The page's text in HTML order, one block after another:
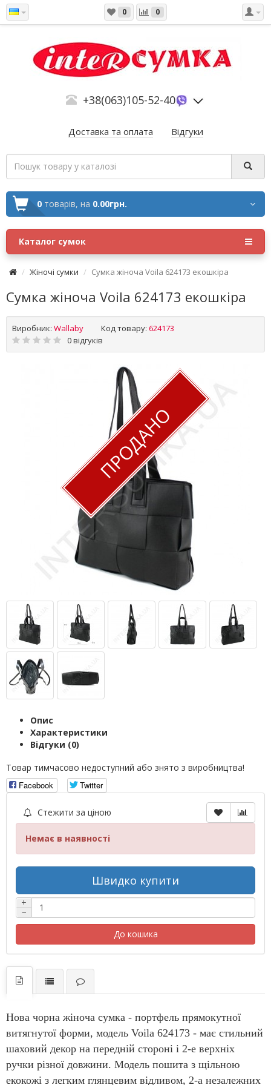
0 0
+38(063)105-52-40
Доставка та оплата Відгуки
0 товарів, на 0.00грн.
Каталог сумок
Жіночі сумки Сумка жіноча Voila 624173 екошкіра
Сумка жіноча Voila 624173 екошкіра
Виробник: Wallaby Код товару: 624173
0 відгуків
ПРОДАНО
Опис
Характеристики
Відгуки (0)
Товар тимчасово недоступний або знято з виробництва!
Facebook
Twitter
Стежити за ціною
Немає в наявності
Швидко купити
+
−
До кошика
Нова чорна жіноча сумка - портфель прямокутної
витягнутої форми, модель Voila 624173 - має стильний
шаховий декор на передній стороні і 2-е верхніх
ручки різної довжини. Модель пошита з щільною
екокожі з легким глянцевим відливом, 2-а незалежних